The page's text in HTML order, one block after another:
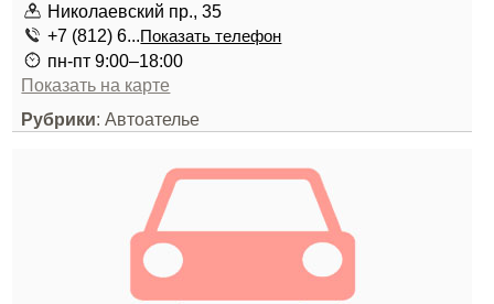
Николаевский пр., 35
+7 (812) 6...Показать телефон
пн-пт 9:00–18:00
Показать на карте
Рубрики: Автоателье